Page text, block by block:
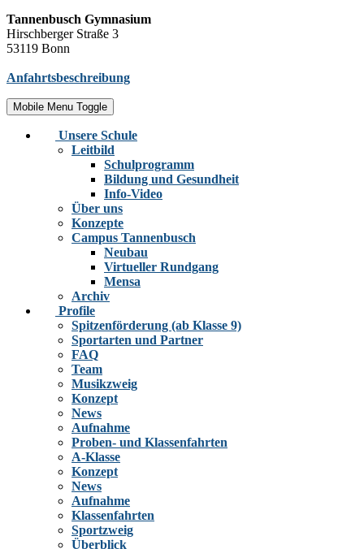
Tannenbusch Gymnasium
Hirschberger Straße 3
53119 Bonn
Anfahrtsbeschreibung
Mobile Menu Toggle
Unsere Schule
Leitbild
Schulprogramm
Bildung und Gesundheit
Info-Video
Über uns
Konzepte
Campus Tannenbusch
Neubau
Virtueller Rundgang
Mensa
Archiv
Profile
Spitzenförderung (ab Klasse 9)
Sportarten und Partner
FAQ
Team
Musikzweig
Konzept
News
Aufnahme
Proben- und Klassenfahrten
A-Klasse
Konzept
News
Aufnahme
Klassenfahrten
Sportzweig
Überblick